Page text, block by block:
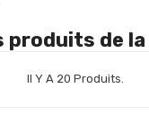
produits de la
Il Y A 20 Produits.